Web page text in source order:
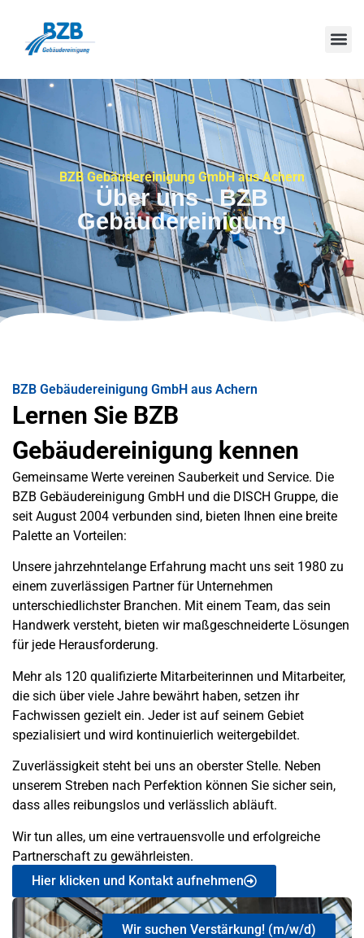
BZB Gebäudereinigung GmbH aus Achern
Über uns - BZB
Gebäudereinigung
BZB Gebäudereinigung GmbH aus Achern
Lernen Sie BZB
Gebäudereinigung kennen
Gemeinsame Werte vereinen Sauberkeit und Service. Die
BZB Gebäudereinigung GmbH und die DISCH Gruppe, die
seit August 2004 verbunden sind, bieten Ihnen eine breite
Palette an Vorteilen:
Unsere jahrzehntelange Erfahrung macht uns seit 1980 zu
einem zuverlässigen Partner für Unternehmen
unterschiedlichster Branchen. Mit einem Team, das sein
Handwerk versteht, bieten wir maßgeschneiderte Lösungen
für jede Herausforderung.
Mehr als 120 qualifizierte Mitarbeiterinnen und Mitarbeiter,
die sich über viele Jahre bewährt haben, setzen ihr
Fachwissen gezielt ein. Jeder ist auf seinem Gebiet
spezialisiert und wird kontinuierlich weitergebildet.
Zuverlässigkeit steht bei uns an oberster Stelle. Neben
unserem Streben nach Perfektion können Sie sicher sein,
dass alles reibungslos und verlässlich abläuft.
Wir tun alles, um eine vertrauensvolle und erfolgreiche
Partnerschaft zu gewährleisten.
Hier klicken und Kontakt aufnehmen
Wir suchen Verstärkung! (m/w/d)